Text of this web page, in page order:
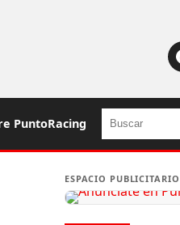
PuntoRacing Buscar
ESPACIO PUBLICITARIO